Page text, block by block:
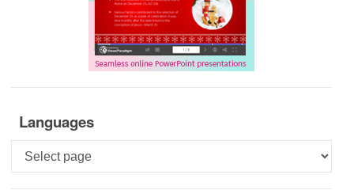
Languages
Languages